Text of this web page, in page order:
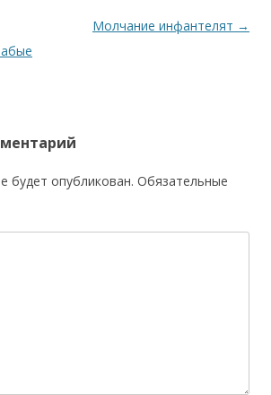
Молчание инфантелят →
будет опубликован. Обязательные